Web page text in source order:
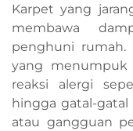
Karpet yang
membawa
penghuni
yang
reaksi alergi
hingga gatal-
atau gangguan